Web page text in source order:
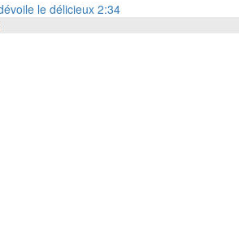
le délicieux 2:34